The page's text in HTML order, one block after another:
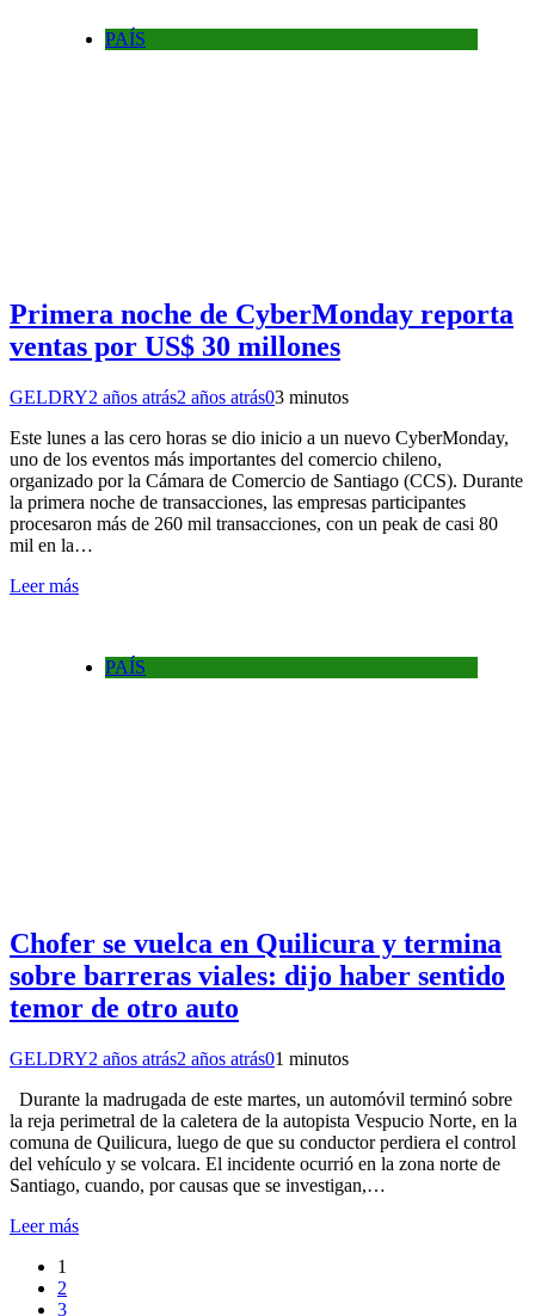
PAÍS
Primera noche de CyberMonday reporta
ventas por US$ 30 millones
GELDRY2 años atrás2 años atrás03 minutos
Este lunes a las cero horas se dio inicio a un nuevo CyberMonday,
uno de los eventos más importantes del comercio chileno,
organizado por la Cámara de Comercio de Santiago (CCS). Durante
la primera noche de transacciones, las empresas participantes
procesaron más de 260 mil transacciones, con un peak de casi 80
mil en la…
Leer más
PAÍS
Chofer se vuelca en Quilicura y termina
sobre barreras viales: dijo haber sentido
temor de otro auto
GELDRY2 años atrás2 años atrás01 minutos
Durante la madrugada de este martes, un automóvil terminó sobre
la reja perimetral de la caletera de la autopista Vespucio Norte, en la
comuna de Quilicura, luego de que su conductor perdiera el control
del vehículo y se volcara. El incidente ocurrió en la zona norte de
Santiago, cuando, por causas que se investigan,…
Leer más
1
2
3